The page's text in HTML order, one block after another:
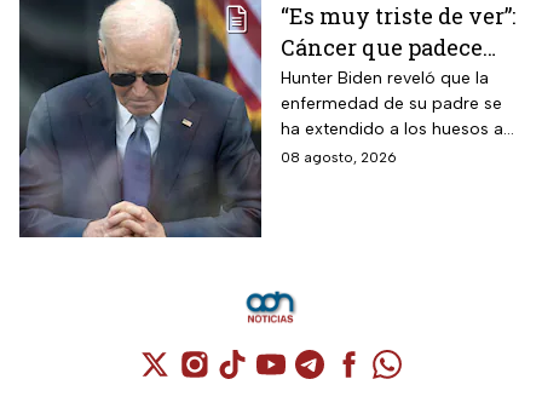
“Es muy triste de ver”:
Cáncer que padece
Joe Biden se propaga
y causa metástasis
Hunter Biden reveló que la
enfermedad de su padre se
ha extendido a los huesos a
pesar del tratamiento.
08 agosto, 2026
Cuenta de X / Twitter (se abre en una
Cuenta de Instagram (se abre en una
Cuenta de TikTok (se abre en
Cuenta de YouTube (se abre
Cuenta de Telegram (se
Cuenta de
Cuenta de